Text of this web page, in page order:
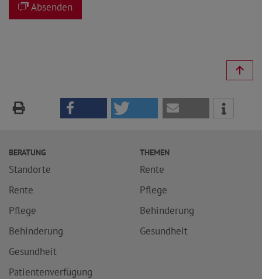
Absenden
BERATUNG
Standorte
Rente
Pflege
Behinderung
Gesundheit
Patientenverfügung
THEMEN
Rente
Pflege
Behinderung
Gesundheit